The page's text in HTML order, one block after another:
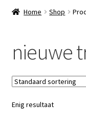
Assortiment
Account
Nieuws
Home Shop
nieuwe
Enig resultaat